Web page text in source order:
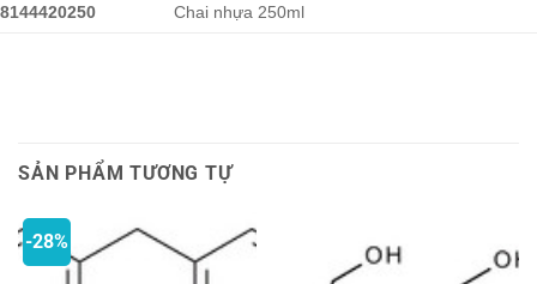
8144420250 Chai nhựa 250ml
SẢN PHẨM TƯƠNG TỰ
-28%